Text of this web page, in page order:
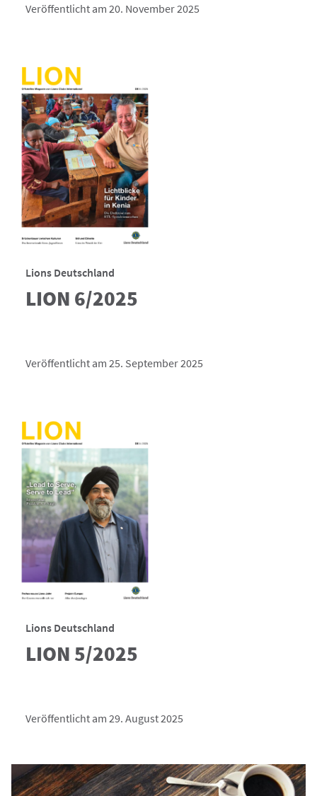
Veröffentlicht am 20. November 2025
Lions Deutschland
LION 6/2025
Veröffentlicht am 25. September 2025
Lions Deutschland
LION 5/2025
Veröffentlicht am 29. August 2025